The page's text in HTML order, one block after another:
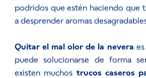
podridos que estén haciendo que
a desprender aromas
Quitar el mal olor de la nevera
puede solucionarse de forma
existen muchos trucos caseros